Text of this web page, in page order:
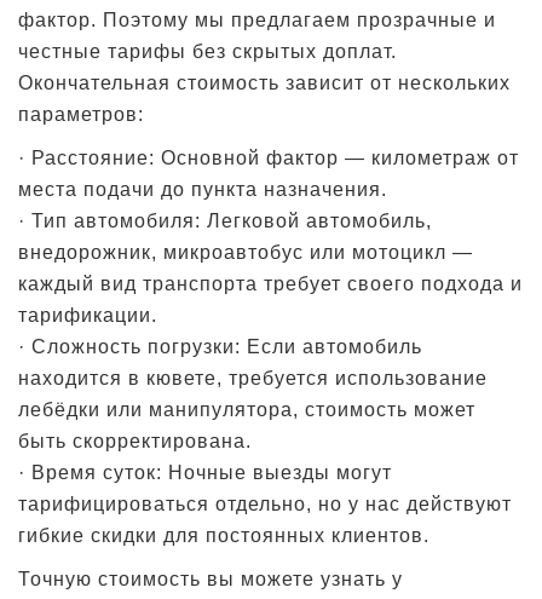
фактор. Поэтому мы предлагаем прозрачные и
честные тарифы без скрытых доплат.
Окончательная стоимость зависит от нескольких
параметров:
· Расстояние: Основной фактор — километраж от
места подачи до пункта назначения.
· Тип автомобиля: Легковой автомобиль,
внедорожник, микроавтобус или мотоцикл —
каждый вид транспорта требует своего подхода и
тарификации.
· Сложность погрузки: Если автомобиль
находится в кювете, требуется использование
лебёдки или манипулятора, стоимость может
быть скорректирована.
· Время суток: Ночные выезды могут
тарифицироваться отдельно, но у нас действуют
гибкие скидки для постоянных клиентов.
Точную стоимость вы можете узнать у